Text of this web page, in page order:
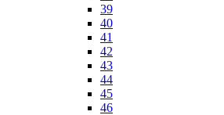
39
40
41
42
43
44
45
46